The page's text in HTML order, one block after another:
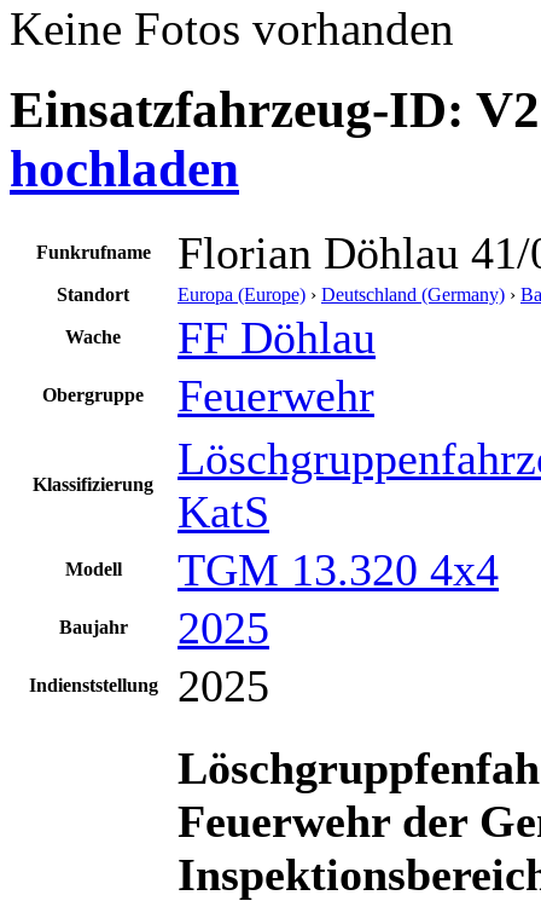
Keine Fotos vorhanden
Einsatzfahrzeug-ID:
hochladen
Funkrufname Florian Döhlau 41/
Standort Europa (Europe) › Deutschland (Germany) ›
Wache FF Döhlau
Obergruppe Feuerwehr
Klassifizierung
KatS
Modell TGM 13.320 4x4
Baujahr 2025
Indienststellung
2025
Feuerwehr der